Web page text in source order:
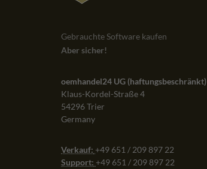
Gebrauchte Software kaufen
Aber sicher!
oemhandel24 UG (haftungsbeschränkt)
Klaus-Kordel-Straße 4
54296 Trier
Germany
Verkauf: +49 651 / 209 897 22
Support: +49 651 / 209 897 22
VIA AMAZON